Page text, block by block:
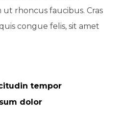
ut rhoncus faucibus. Cras
congue felis, sit amet
tempor
dolor